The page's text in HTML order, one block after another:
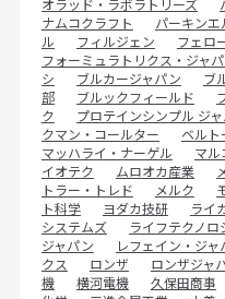
オラッド・ラボラトリーズ
ナムコクラフト
パーキンエ
ル
フィルジェン
フェロ
フォーミュラトリクス・ジャ
シ
ブルカージャパン
ブ
部
ブルックフィールド
ク
プロテインシンプル ジ
クマン・コールター
ベルト
マッハライ・ナーゲル
マル
イオテク
ムロオカ産業
トラー・トレド
メルク
ト科学
ヨダカ技研 ライ
システムズ
ライフテクノロ
ジャパン
レフェイン・ジャ
クス
ロンザ ロンザジャ
機
横河電機 久保田商事